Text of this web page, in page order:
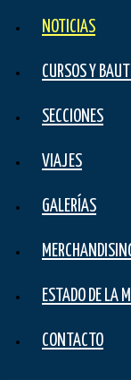
NOTICIAS
CURSOS Y
SECCIONES
VIAJES
GALERÍAS
ESTADO DE LA
CONTACTO